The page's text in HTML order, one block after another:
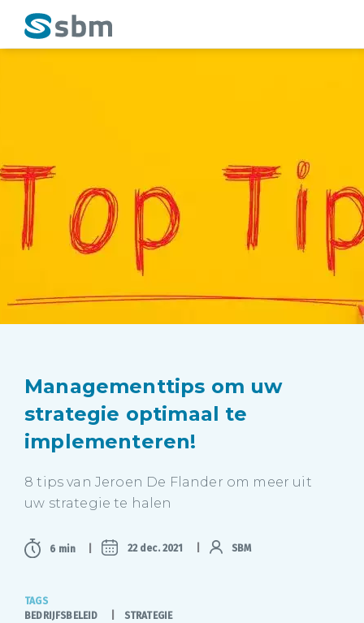
Managementtips om uw
strategie optimaal te
implementeren!
8 tips van Jeroen De Flander om meer uit
uw strategie te halen
6 min 22 dec. 2021 SBM
TAGS
BEDRIJFSBELEID
STRATEGIE